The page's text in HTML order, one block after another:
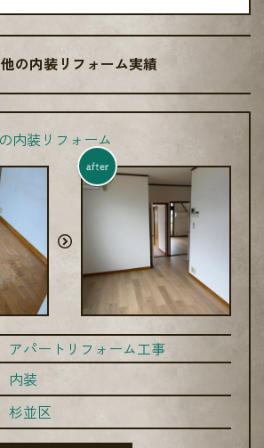
の内装リフォーム実績
内装リフォーム
after
アパートリフォーム工事
内装
杉並区